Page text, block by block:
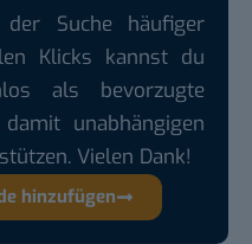
Suche häufiger
Klicks kannst du
als bevorzugte
unabhängigen
Vielen Dank!
hinzufügen